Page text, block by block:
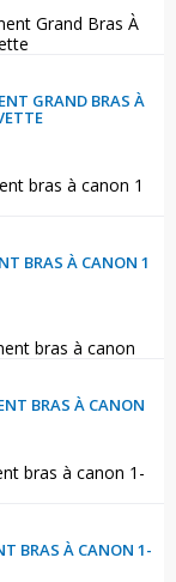
GRAND BRAS À
BRAS À CANON 1
BRAS À CANON
BRAS À CANON 1-